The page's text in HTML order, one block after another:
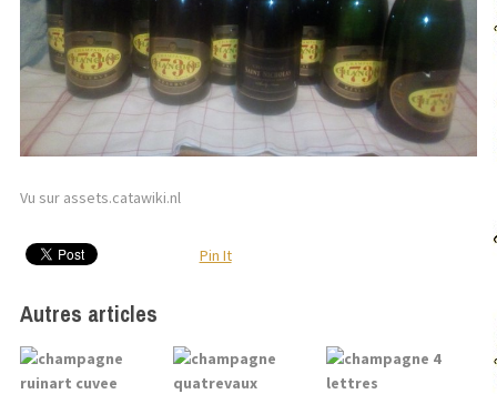
Vu sur assets.catawiki.nl
Pin It
Autres articles